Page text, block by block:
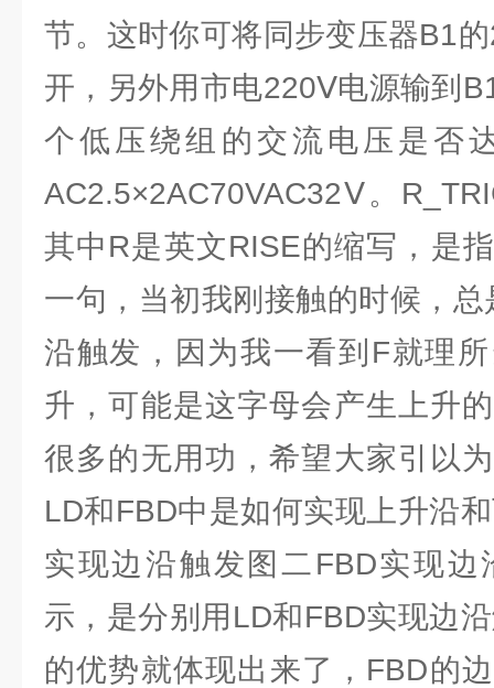
节。这时你可将同步变压器B1
开，另外用市电220Ⅴ电源输到
个低压绕组的交流电压是否
AC2.5×2AC70VAC32Ⅴ。
其中R是英文RISE的缩写，是
一句，当初我刚接触的时候，
沿触发，因为我一看到F就理
升，可能是这字母会产生上升
很多的无用功，希望大家引以
LD和FBD中是如何实现上升沿
实现边沿触发图二FBD实现
示，是分别用LD和FBD实现边
的优势就体现出来了，FBD的